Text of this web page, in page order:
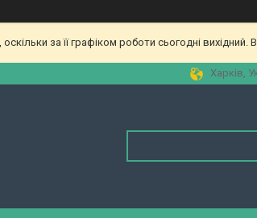
за її графіком роботи сьогодні
Харків,